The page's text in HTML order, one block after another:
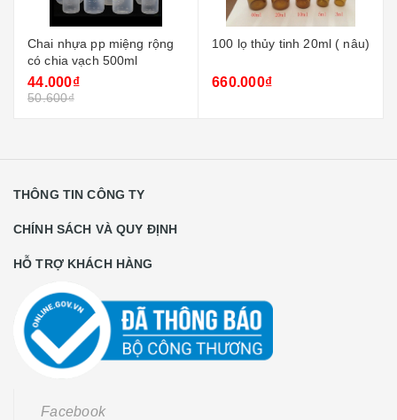
Chai nhựa pp miệng rộng
có chia vạch 500ml
44.000₫
50.600₫
100 lọ thủy tinh 20ml ( nâu)
660.000₫
THÔNG TIN CÔNG TY
CHÍNH SÁCH VÀ QUY ĐỊNH
HỖ TRỢ KHÁCH HÀNG
Facebook